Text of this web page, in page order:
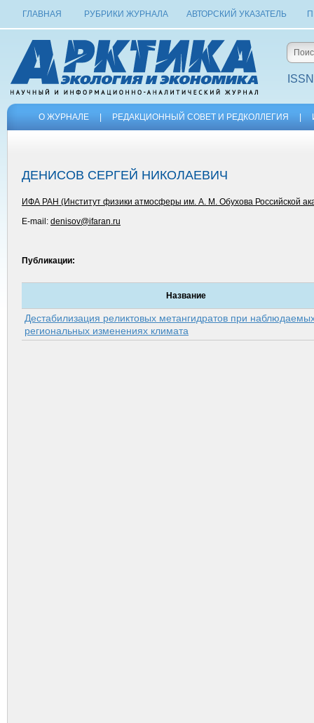
ГЛАВНАЯ РУБРИКИ ЖУРНАЛА АВТОРСКИЙ УКАЗАТЕЛЬ
О ЖУРНАЛЕ РЕДАКЦИОННЫЙ СОВЕТ И РЕДКОЛЛЕГИЯ
ДЕНИСОВ СЕРГЕЙ НИКОЛАЕВИЧ
ИФА РАН (Институт физики атмосферы им. А. М. Обухова Российской
E-mail: denisov@ifaran.ru
Публикации:
Название
Дестабилизация реликтовых метангидратов при
региональных изменениях климата